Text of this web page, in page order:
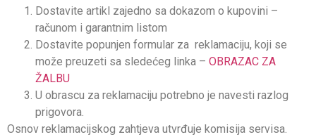
Dostavite artikl zajedno sa dokazom o kupovini –
računom i garantnim listom
Dostavite popunjen formular za reklamaciju, koji se
može preuzeti sa sledećeg linka – OBRAZAC ZA
ŽALBU
U obrascu za reklamaciju potrebno je navesti razlog
prigovora.
Osnov reklamacijskog zahtjeva utvrđuje komisija servisa.